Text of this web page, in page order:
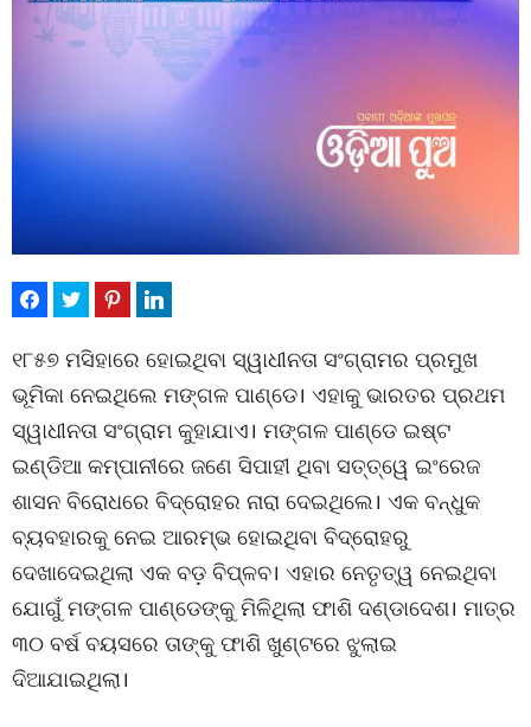
୧୮୫୭ ମସିହାରେ ହୋଇଥିବା ସ୍ୱାଧୀନତା ସଂଗ୍ରାମର ପ୍ରମୁଖ
ଭୂମିକା ନେଇଥିଲେ ମଙ୍ଗଳ ପାଣ୍ଡେ। ଏହାକୁ ଭାରତର ପ୍ରଥମ
ସ୍ୱାଧୀନତା ସଂଗ୍ରାମ କୁହାଯାଏ। ମଙ୍ଗଳ ପାଣ୍ଡେ ଇଷ୍ଟ
ଇଣ୍ଡିଆ କମ୍ପାନୀରେ ଜଣେ ସିପାହୀ ଥିବା ସତ୍ତ୍ୱେ ଇଂରେଜ
ଶାସନ ବିରୋଧରେ ବିଦ୍ରୋହର ନାରା ଦେଇଥିଲେ। ଏକ ବନ୍ଧୁକ
ବ୍ୟବହାରକୁ ନେଇ ଆରମ୍ଭ ହୋଇଥିବା ବିଦ୍ରୋହରୁ
ଦେଖାଦେଇଥିଲା ଏକ ବଡ଼ ବିପ୍ଳବ। ଏହାର ନେତୃତ୍ୱ ନେଇଥିବା
ଯୋଗୁଁ ମଙ୍ଗଳ ପାଣ୍ଡେଙ୍କୁ ମିଳିଥିଲା ଫାଶି ଦଣ୍ଡାଦେଶ। ମାତ୍ର
୩୦ ବର୍ଷ ବୟସରେ ତାଙ୍କୁ ଫାଶି ଖୁଣ୍ଟରେ ଝୁଲାଇ
ଦିଆଯାଇଥିଲା।